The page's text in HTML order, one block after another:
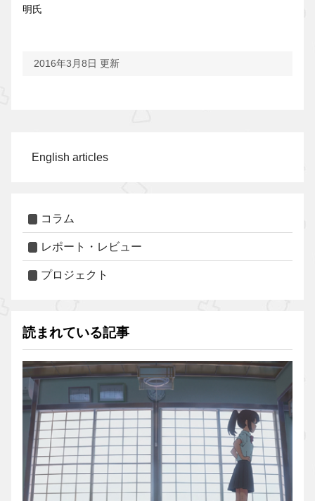
明氏
2016年3月8日 更新
English articles
コラム
レポート・レビュー
プロジェクト
読まれている記事